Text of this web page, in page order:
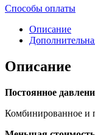
Способы оплаты
Описание
Описание
Постоянное
Комбинированное и